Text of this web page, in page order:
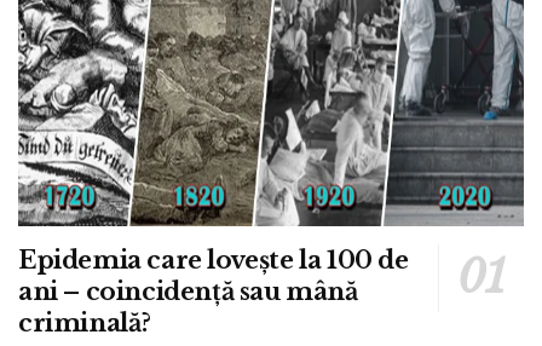
Epidemia care lovește la 100 de
ani – coincidență sau mână
criminală?